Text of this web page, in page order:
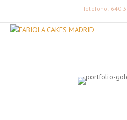
Teléfono: 640